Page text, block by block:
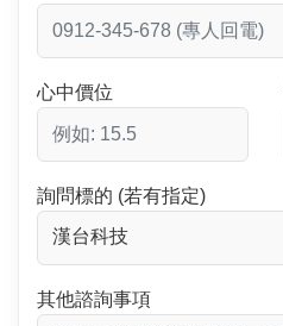
心中價位
詢問標的 (若有指定)
其他諮詢事項